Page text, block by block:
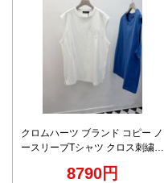
クロムハーツ ブランド コピー ノ
ースリーブTシャツ クロス刺繍デ
8790円